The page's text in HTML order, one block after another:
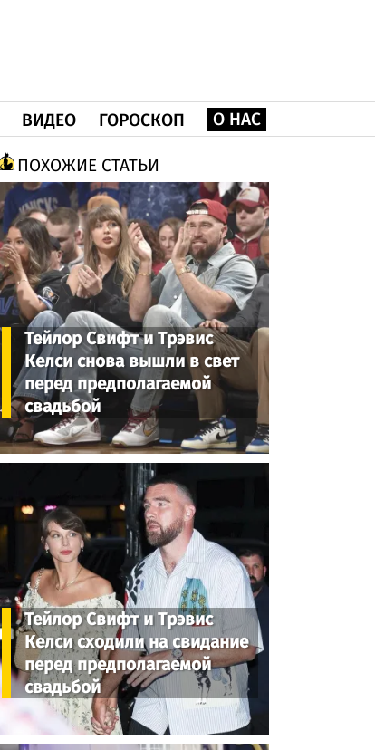
ВИДЕО ГОРОСКОП О НАС
ПОХОЖИЕ СТАТЬИ
Тейлор Свифт и Трэвис
Келси снова вышли в свет
перед предполагаемой
свадьбой
Тейлор Свифт и Трэвис
Келси сходили на свидание
перед предполагаемой
свадьбой